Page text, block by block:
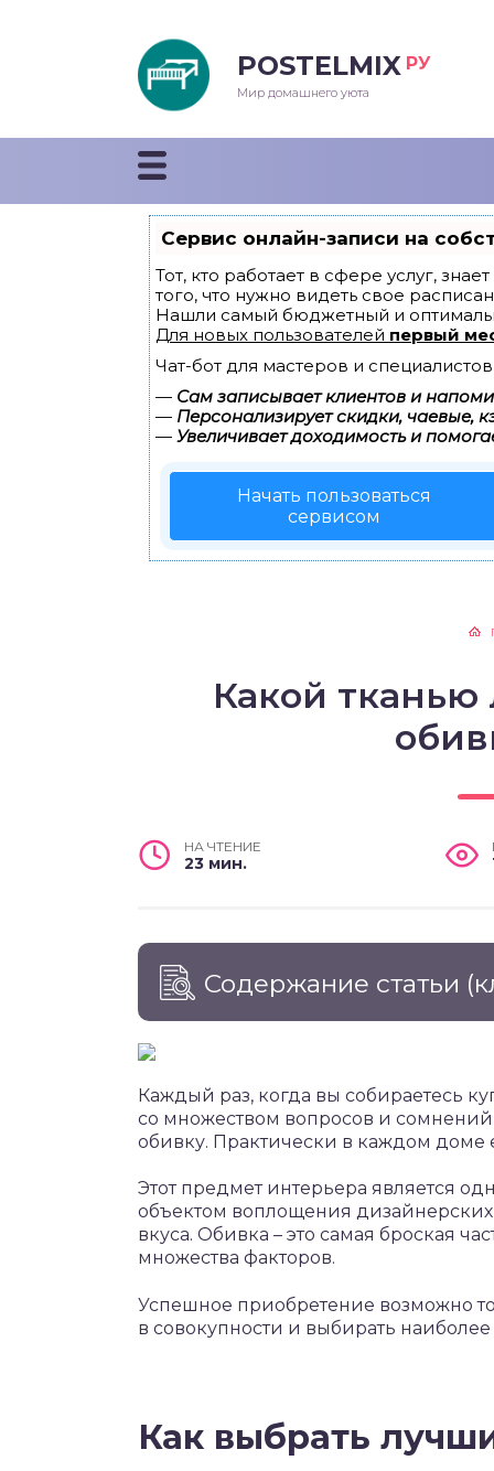
POSTELMIX РУ
Мир домашнего уюта
Сервис онлайн-записи на
Тот, кто работает в сфере услуг,
того, что нужно видеть свое
Нашли самый бюджетный и
Для новых пользователей первый
Чат-бот для мастеров и
— Сам записывает клиентов и
— Персонализирует скидки, чаевые,
— Увеличивает доходимость и
Начать пользоваться
сервисом
Какой
НА ЧТЕНИЕ
23 мин.
Содержание статьи
Каждый раз, когда вы собираетесь
со множеством вопросов и
обивку. Практически в каждом доме
Этот предмет интерьера является
объектом воплощения
вкуса. Обивка – это самая броская
множества факторов.
Успешное приобретение возможно
в совокупности и выбирать
Как выбрать